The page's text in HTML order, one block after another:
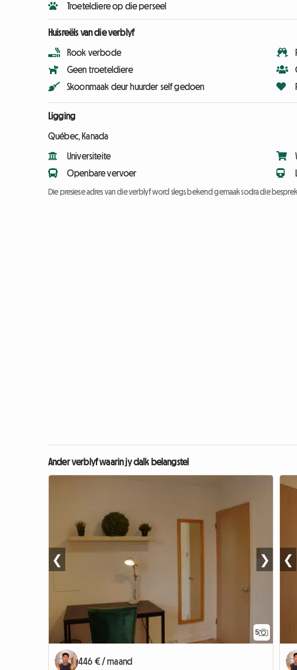
Troeteldiere op die perseel
Huisreëls van die verblyf
Rook verbode
Geen troeteldiere
Skoonmaak deur huurder self gedoen
Ligging
Québec, Kanada
Universiteite
Openbare vervoer
Die presiese adres van die verblyf word slegs bekend gemaak sodra die
Ander verblyf waarin jy dalk belangstel
5
❮ ❯
446 € / maand
❮